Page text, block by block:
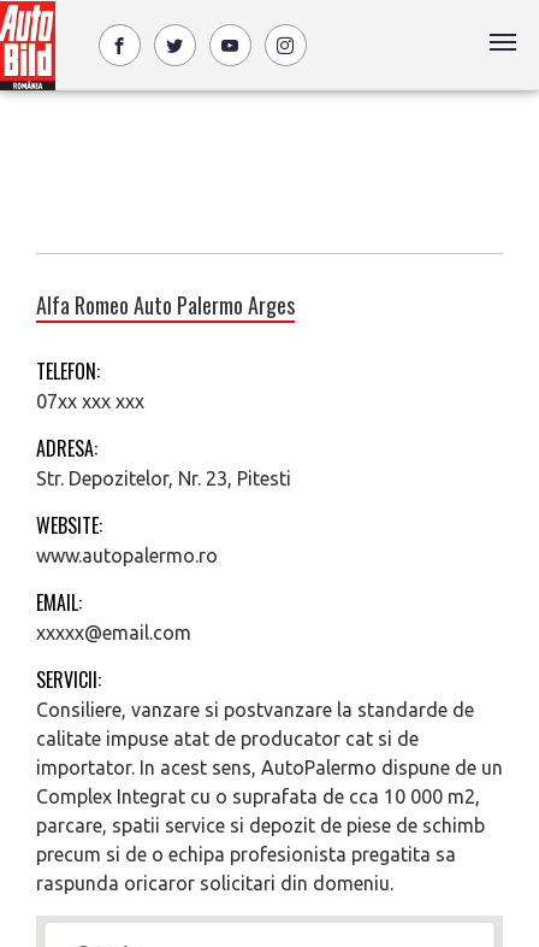
Alfa Romeo Auto Palermo Arges
TELEFON:
07xx xxx xxx
ADRESA:
Str. Depozitelor, Nr. 23, Pitesti
WEBSITE:
www.autopalermo.ro
EMAIL:
xxxxx@email.com
SERVICII:
Consiliere, vanzare si postvanzare la standarde de
calitate impuse atat de producator cat si de
importator. In acest sens, AutoPalermo dispune de un
Complex Integrat cu o suprafata de cca 10 000 m2,
parcare, spatii service si depozit de piese de schimb
precum si de o echipa profesionista pregatita sa
raspunda oricaror solicitari din domeniu.